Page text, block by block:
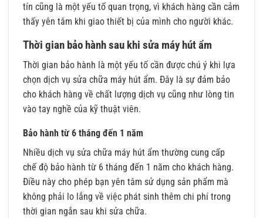
tín cũng là một yếu tố quan trọng, vì khách hàng cần cảm
thấy yên tâm khi giao thiết bị của mình cho người khác.
Thời gian bảo hành sau khi sửa máy hút ẩm
Thời gian bảo hành là một yếu tố cần được chú ý khi lựa
chọn dịch vụ sửa chữa máy hút ẩm. Đây là sự đảm bảo
cho khách hàng về chất lượng dịch vụ cũng như lòng tin
vào tay nghề của kỹ thuật viên.
Bảo hành từ 6 tháng đến 1 năm
Nhiều dịch vụ sửa chữa máy hút ẩm thường cung cấp
chế độ bảo hành từ 6 tháng đến 1 năm cho khách hàng.
Điều này cho phép bạn yên tâm sử dụng sản phẩm mà
không phải lo lắng về việc phát sinh thêm chi phí trong
thời gian ngắn sau khi sửa chữa.